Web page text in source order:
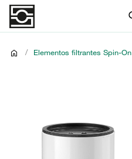
/ Elementos filtrantes Spin-On